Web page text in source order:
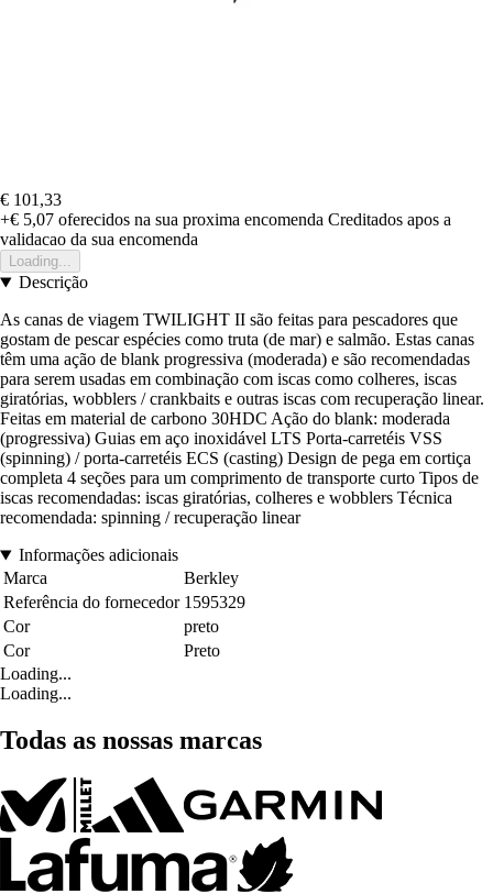
€ 101,33
+€ 5,07 oferecidos na sua proxima encomenda Creditados apos a
validacao da sua encomenda
Loading...
Descrição
As canas de viagem TWILIGHT II são feitas para pescadores que
gostam de pescar espécies como truta (de mar) e salmão. Estas canas
têm uma ação de blank progressiva (moderada) e são recomendadas
para serem usadas em combinação com iscas como colheres, iscas
giratórias, wobblers / crankbaits e outras iscas com recuperação linear.
Feitas em material de carbono 30HDC Ação do blank: moderada
(progressiva) Guias em aço inoxidável LTS Porta-carretéis VSS
(spinning) / porta-carretéis ECS (casting) Design de pega em cortiça
completa 4 seções para um comprimento de transporte curto Tipos de
iscas recomendadas: iscas giratórias, colheres e wobblers Técnica
recomendada: spinning / recuperação linear
Informações adicionais
Marca
Berkley
Referência do fornecedor 1595329
Cor
preto
Cor
Preto
Loading...
Loading...
Todas as nossas marcas